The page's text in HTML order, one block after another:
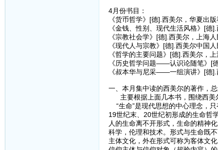
4月份书目：
《货币哲学》[德].西美尔，华夏出
《金钱、性别、现代生活风格》[德
《宗教社会学》[德].西美尔，上海
《现代人与宗教》[德].西美尔中国
《哲学的主要问题》[德].西美尔，
《历史哲学问题——认识论随笔》[
《叔本华与尼采——一组演讲》[德
一、本月集中读的西美尔的著作，
主要根据上面几本书，围绕西美
“生命”是现代思想的中心理念，
19世纪末、20世纪初形成的生命哲
人的生命离不开形式，生命的精神
科学，伦理和技术。形式与生命既
主体文化，外在形式可称为客体文